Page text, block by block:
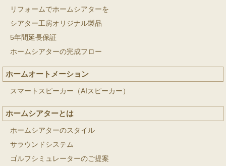
リフォームでホームシアターを
シアター工房オリジナル製品
5年間延長保証
ホームシアターの完成フロー
ホームオートメーション
スマートスピーカー（AIスピーカー）
ホームシアターとは
ホームシアターのスタイル
サラウンドシステム
ゴルフシミュレーターのご提案